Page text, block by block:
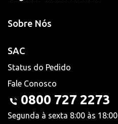
Sobre Nós
SAC
Status do Pedido
Fale Conosco
0800 727 2273
Segunda à sexta 8:00 às 18:00